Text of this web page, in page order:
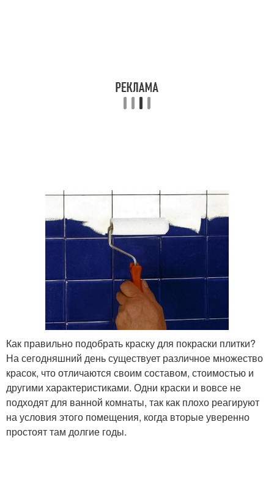
Как правильно подобрать краску для покраски плитки?
На сегодняшний день существует различное множество
красок, что отличаются своим составом, стоимостью и
другими характеристиками. Одни краски и вовсе не
подходят для ванной комнаты, так как плохо реагируют
на условия этого помещения, когда вторые уверенно
простоят там долгие годы.